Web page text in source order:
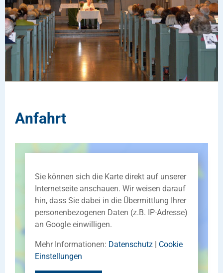
Anfahrt
Sie können sich die Karte direkt auf unserer
Internetseite anschauen. Wir weisen darauf
hin, dass Sie dabei in die Übermittlung Ihrer
personenbezogenen Daten (z.B. IP-Adresse)
an Google einwilligen.
Mehr Informationen: Datenschutz | Cookie
Einstellungen